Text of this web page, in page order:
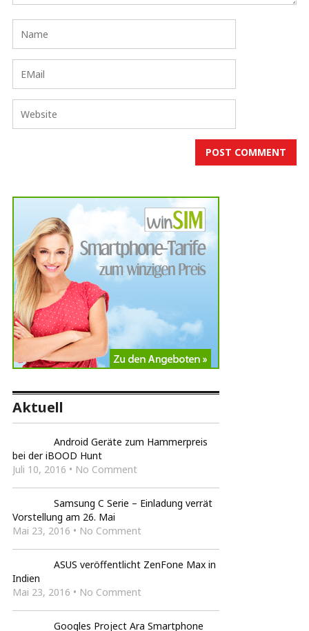
Aktuell
Android Geräte zum Hammerpreis
bei der iBOOD Hunt
Juli 10, 2016 • No Comment
Samsung C Serie – Einladung verrät
Vorstellung am 26. Mai
Mai 23, 2016 • No Comment
ASUS veröffentlicht ZenFone Max in
Indien
Mai 23, 2016 • No Comment
Googles Project Ara Smartphone